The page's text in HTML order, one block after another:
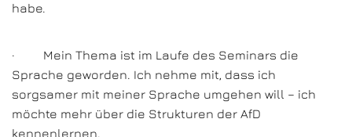
habe.
· Mein Thema ist im Laufe des Seminars die
Sprache geworden. Ich nehme mit, dass ich
sorgsamer mit meiner Sprache umgehen will – ich
möchte mehr über die Strukturen der AfD
kennenlernen.